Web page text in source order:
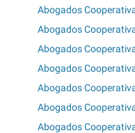
Abogados
Abogados
Abogados
Abogados
Abogados
Abogados
Abogados